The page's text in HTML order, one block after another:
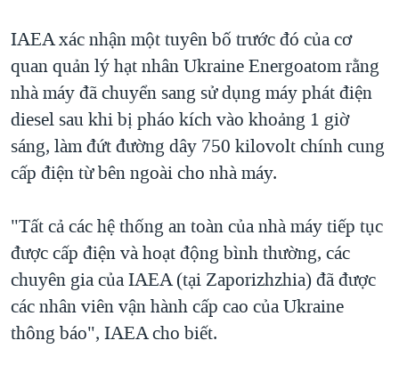
IAEA xác nhận một tuyên bố trước đó của cơ
quan quản lý hạt nhân Ukraine Energoatom rằng
nhà máy đã chuyển sang sử dụng máy phát điện
diesel sau khi bị pháo kích vào khoảng 1 giờ
sáng, làm đứt đường dây 750 kilovolt chính cung
cấp điện từ bên ngoài cho nhà máy.
"Tất cả các hệ thống an toàn của nhà máy tiếp tục
được cấp điện và hoạt động bình thường, các
chuyên gia của IAEA (tại Zaporizhzhia) đã được
các nhân viên vận hành cấp cao của Ukraine
thông báo", IAEA cho biết.